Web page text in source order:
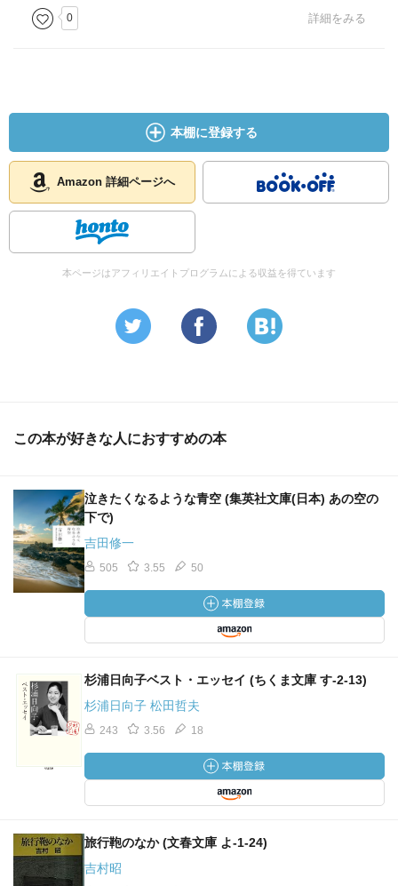
0 詳細をみる
本棚に登録する
Amazon 詳細ページへ
本ページはアフィリエイトプログラムによる収益を得ています
この本が好きな人におすすめの本
泣きたくなるような青空 (集英社文庫(日本) あの空の
下で)
吉田修一
505 3.55 50
杉浦日向子ベスト・エッセイ (ちくま文庫 す-2-13)
杉浦日向子 松田哲夫
243 3.56 18
旅行鞄のなか (文春文庫 よ-1-24)
吉村昭